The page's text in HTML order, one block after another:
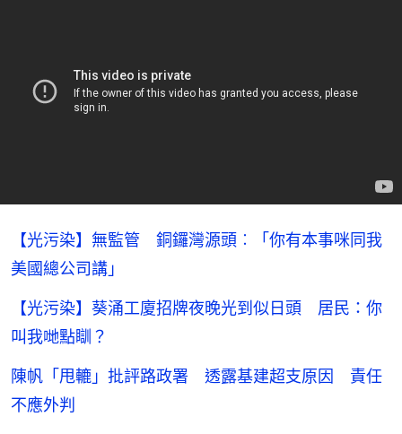
【光污染】無監管 銅鑼灣源頭︰「你有本事咪同我
美國總公司講」
【光污染】葵涌工廈招牌夜晚光到似日頭 居民：你
叫我哋點瞓？
陳帆「甩轆」批評路政署 透露基建超支原因 責任
不應外判